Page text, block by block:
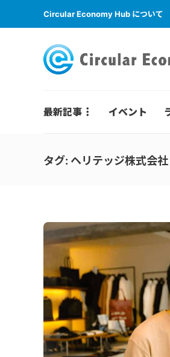
Circular Economy Hub について
最新記事 イベント
タグ: ヘリテッジ株式会社